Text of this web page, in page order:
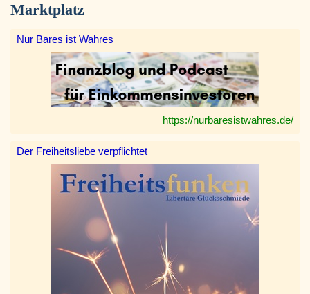
Marktplatz
Nur Bares ist Wahres
https://nurbaresistwahres.de/
Der Freiheitsliebe verpflichtet